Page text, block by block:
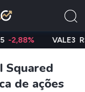
VALE3 R$
Squared
de ações